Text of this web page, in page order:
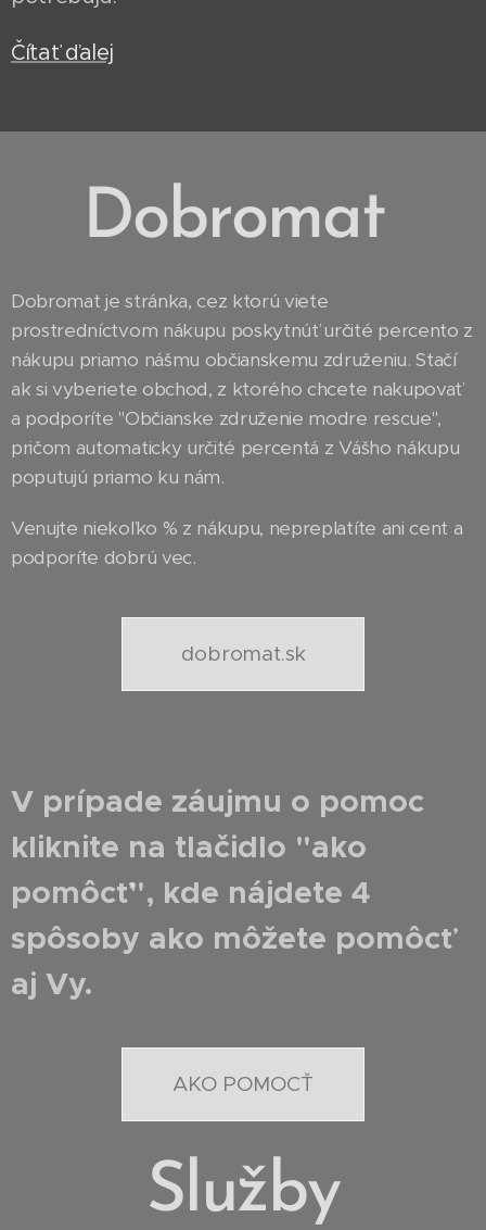
Čítať ďalej
Dobromat
Dobromat je stránka, cez ktorú viete
prostredníctvom nákupu poskytnúť určité percento z
nákupu priamo nášmu občianskemu združeniu. Stačí
ak si vyberiete obchod, z ktorého chcete nakupovať
a podporíte "Občianske združenie modre rescue",
pričom automaticky určité percentá z Vášho nákupu
poputujú priamo ku nám.
Venujte niekoľko % z nákupu, nepreplatíte ani cent a
podporíte dobrú vec.
dobromat.sk
V prípade záujmu o pomoc
kliknite na tlačidlo "ako
pomôcť", kde nájdete 4
spôsoby ako môžete pomôcť
aj Vy.
AKO POMOCŤ
Služby